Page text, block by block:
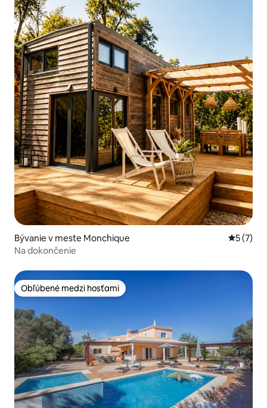
Bývanie v meste Monchique
5 (7)
Na dokončenie
Obľúbené medzi hosťami
Obľúbené medzi hosťami